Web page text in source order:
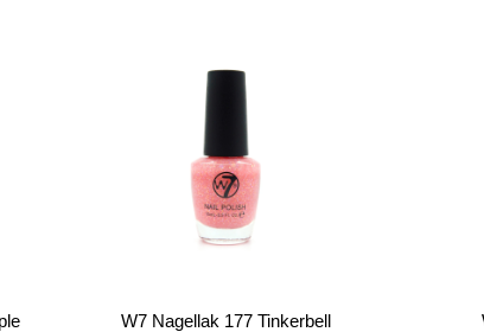
W7 Nagellak 177 Tinkerbell